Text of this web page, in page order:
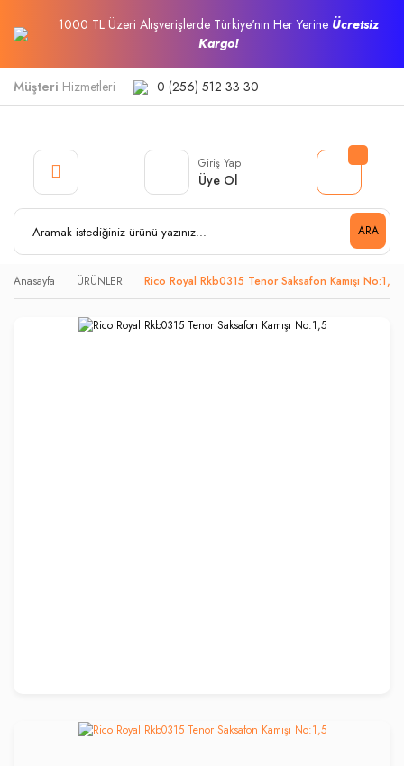
1000 TL Üzeri Alışverişlerde Türkiye'nin Her Yerine Ücretsiz
Kargo!
Müşteri Hizmetleri 0 (256) 512 33 30
ARA
Giriş Yap
Üye Ol
Anasayfa ÜRÜNLER Rico Royal Rkb0315 Tenor Saksafon Kamışı No:1,5